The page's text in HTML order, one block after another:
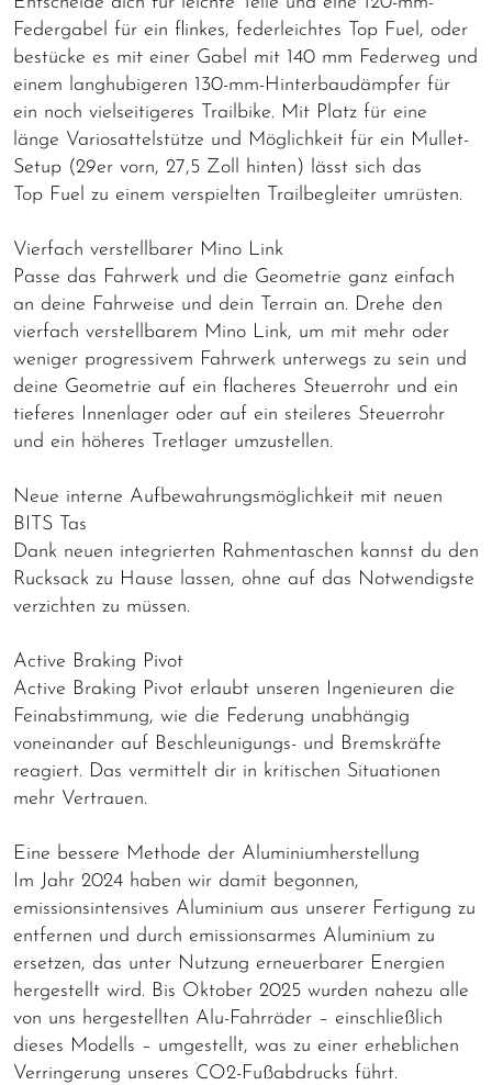
Federgabel für ein flinkes, federleichtes Top Fuel, oder
bestücke es mit einer Gabel mit 140 mm Federweg und
einem langhubigeren 130-mm-Hinterbaudämpfer für
ein noch vielseitigeres Trailbike. Mit Platz für eine
länge Variosattelstütze und Möglichkeit für ein Mullet-
Setup (29er vorn, 27,5 Zoll hinten) lässt sich das
Top Fuel zu einem verspielten Trailbegleiter umrüsten.
Vierfach verstellbarer Mino Link
Passe das Fahrwerk und die Geometrie ganz einfach
an deine Fahrweise und dein Terrain an. Drehe den
vierfach verstellbarem Mino Link, um mit mehr oder
weniger progressivem Fahrwerk unterwegs zu sein und
deine Geometrie auf ein flacheres Steuerrohr und ein
tieferes Innenlager oder auf ein steileres Steuerrohr
und ein höheres Tretlager umzustellen.
Neue interne Aufbewahrungsmöglichkeit mit neuen
BITS Tas
Dank neuen integrierten Rahmentaschen kannst du den
Rucksack zu Hause lassen, ohne auf das Notwendigste
verzichten zu müssen.
Active Braking Pivot
Active Braking Pivot erlaubt unseren Ingenieuren die
Feinabstimmung, wie die Federung unabhängig
voneinander auf Beschleunigungs- und Bremskräfte
reagiert. Das vermittelt dir in kritischen Situationen
mehr Vertrauen.
Eine bessere Methode der Aluminiumherstellung
Im Jahr 2024 haben wir damit begonnen,
emissionsintensives Aluminium aus unserer Fertigung zu
entfernen und durch emissionsarmes Aluminium zu
ersetzen, das unter Nutzung erneuerbarer Energien
hergestellt wird. Bis Oktober 2025 wurden nahezu alle
von uns hergestellten Alu-Fahrräder – einschließlich
dieses Modells – umgestellt, was zu einer erheblichen
Verringerung unseres CO2-Fußabdrucks führt.